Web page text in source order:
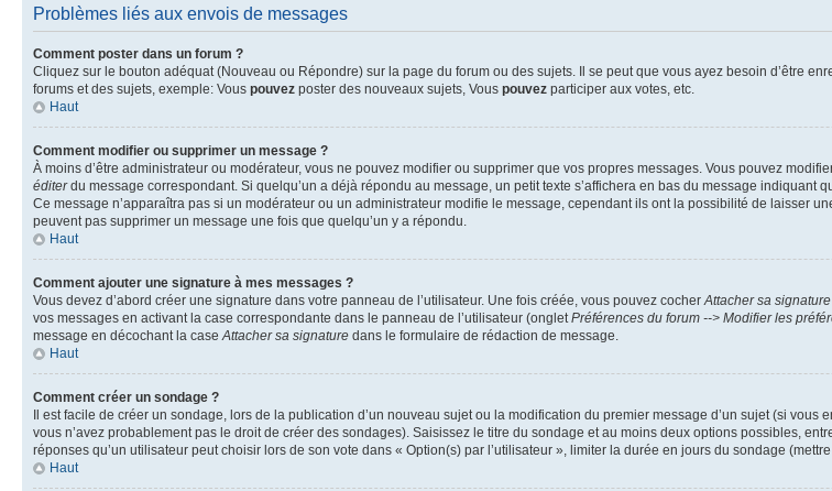
Problèmes liés aux envois de messages
Comment poster dans un forum ?
Cliquez sur le bouton adéquat (Nouveau ou Répondre) sur la page du forum ou des sujets. Il se peut que vous ayez besoin d’être
forums et des sujets, exemple: Vous pouvez poster des nouveaux sujets, Vous pouvez participer aux votes, etc.
Haut
Comment modifier ou supprimer un message ?
À moins d’être administrateur ou modérateur, vous ne pouvez modifier ou supprimer que vos propres messages. Vous pouvez
éditerdu message correspondant. Si quelqu’un a déjà répondu au message, un petit texte s’affichera en bas du message indiquant
Ce message n’apparaîtra pas si un modérateur ou un administrateur modifie le message, cependant ils ont la possibilité de laisser
peuvent pas supprimer un message une fois que quelqu’un y a répondu.
Haut
Comment ajouter une signature à mes messages ?
Vous devez d’abord créer une signature dans votre panneau de l’utilisateur. Une fois créée, vous pouvez cocherAttacher sa signature
vos messages en activant la case correspondante dans le panneau de l’utilisateur (ongletPréférences du forum --> Modifier les
message en décochant la caseAttacher sa signature dans le formulaire de rédaction de message.
Haut
Comment créer un sondage ?
Il est facile de créer un sondage, lors de la publication d’un nouveau sujet ou la modification du premier message d’un sujet (si vous
vous n’avez probablement pas le droit de créer des sondages). Saisissez le titre du sondage et au moins deux options possibles,
réponses qu’un utilisateur peut choisir lors de son vote dans « Option(s) par l’utilisateur », limiter la durée en jours du sondage
Haut